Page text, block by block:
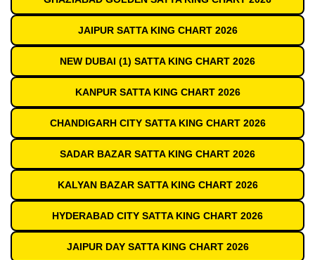
JAIPUR SATTA KING CHART 2026
NEW DUBAI (1) SATTA KING CHART 2026
KANPUR SATTA KING CHART 2026
CHANDIGARH CITY SATTA KING CHART 2026
SADAR BAZAR SATTA KING CHART 2026
KALYAN BAZAR SATTA KING CHART 2026
HYDERABAD CITY SATTA KING CHART 2026
JAIPUR DAY SATTA KING CHART 2026